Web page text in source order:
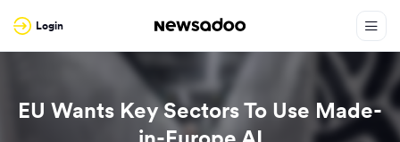
Login
EU Wants Key Sectors To Use Made-